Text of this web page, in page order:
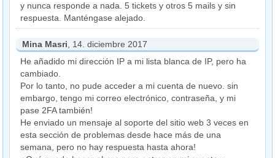
y nunca responde a nada. 5 tickets y otros 5 mails y sin
respuesta. Manténgase alejado.
Mina Masri , 14. diciembre 2017
He añadido mi dirección IP a mi lista blanca de IP, pero ha
cambiado.
Por lo tanto, no pude acceder a mi cuenta de nuevo. sin
embargo, tengo mi correo electrónico, contraseña, y mi
pase 2FA también!
He enviado un mensaje al soporte del sitio web 3 veces en
esta sección de problemas desde hace más de una
semana, pero no hay respuesta hasta ahora!